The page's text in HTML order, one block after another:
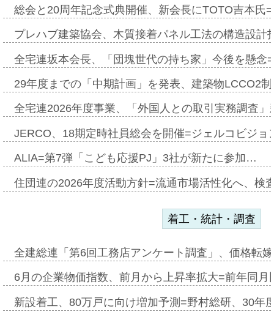
総会と20周年記念式典開催、新会長にTOTO吉本氏
プレハブ建築協会、木質接着パネル工法の構造設
全宅連坂本会長、「団塊世代の持ち家」今後を懸
29年度までの「中期計画」を発表、建築物LCCO2
全宅連2026年度事業、「外国人との取引実務調査
JERCO、18期定時社員総会を開催=ジェルコビジ
ALIA=第7弾「こども応援PJ」3社が新たに参加…
住団連の2026年度活動方針=流通市場活性化へ、検
着工・統計・調査
全建総連「第6回工務店アンケート調査」、価格転
6月の企業物価指数、前月から上昇率拡大=前年同
新設着工、80万戸に向け増加予測=野村総研、30年